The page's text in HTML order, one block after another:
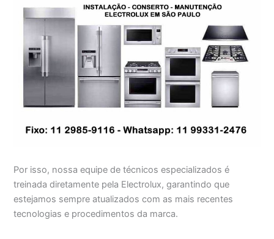
Por isso, nossa equipe de técnicos especializados é
treinada diretamente pela Electrolux, garantindo que
estejamos sempre atualizados com as mais recentes
tecnologias e procedimentos da marca.